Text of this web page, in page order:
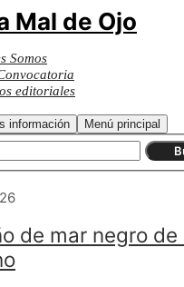
Mal de Ojo
Somos
editoriales
información Menú principal
de mar negro de